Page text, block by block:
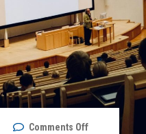
Comments Offon